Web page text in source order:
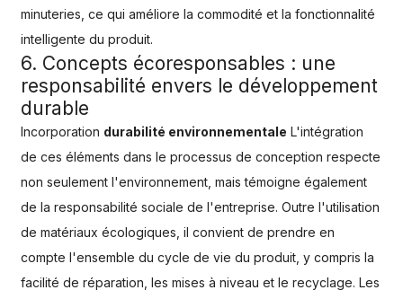
minuteries, ce qui améliore la commodité et la fonctionnalité
intelligente du produit.
6. Concepts écoresponsables : une
responsabilité envers le développement
durable
Incorporation durabilité environnementale L'intégration
de ces éléments dans le processus de conception respecte
non seulement l'environnement, mais témoigne également
de la responsabilité sociale de l'entreprise. Outre l'utilisation
de matériaux écologiques, il convient de prendre en
compte l'ensemble du cycle de vie du produit, y compris la
facilité de réparation, les mises à niveau et le recyclage. Les